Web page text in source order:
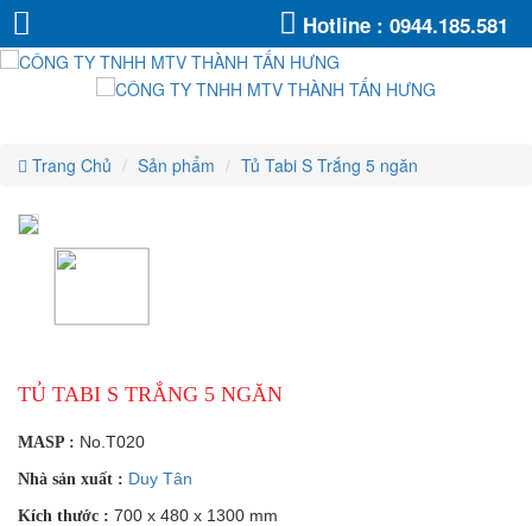
Tủ
Tabi
Trắng
5
ngăn
Tủ
Tabi
5
ngăn
Tủ
Tabi
S
ngăn
Tủ
Tabi
S
Trắng
Tủ
S
Trắng
Tủ
Trắng
5
Hotline : 0944.185.581
Trang Chủ Sản phẩm Tủ Tabi S Trắng 5 ngăn
TỦ TABI S TRẮNG 5 NGĂN
MASP : No.T020
Nhà sản xuất : Duy Tân
Kích thước : 700 x 480 x 1300 mm